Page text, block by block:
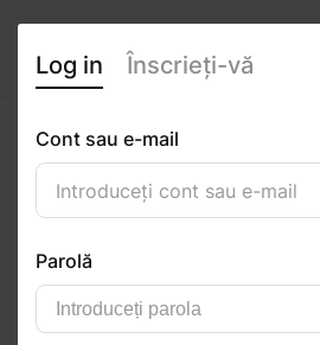
Sabău
Urmăriți Salvați în
Log in Înscrieți-vă
Cont sau e-mail
Parolă